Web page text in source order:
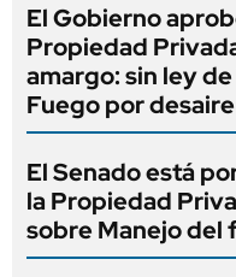
El Gobierno
Propiedad
amargo: sin ley
Fuego por
El Senado está
la Propiedad
sobre Manejo del